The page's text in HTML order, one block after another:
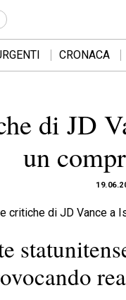
CRONACA
di JD
un